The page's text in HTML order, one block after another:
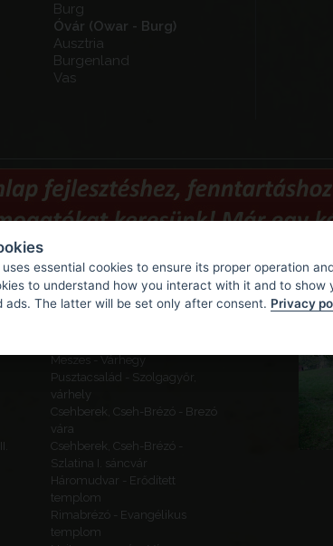
Burg
Óvár (Owar - Burg)
Ausztria
Burgenland
Vas
Meszes - Várhegy
Pusztacsalád - Szolgagyőr,
várhely
Csehberek, Cseh-Brézó - Brezó
vára
Csehberek, Cseh-Brézó -
Szlatina I. sáncvár
Háromudvar - Erődített
templom
Rimabrézó - Evangélikus
templom
essential cookies to ensure its proper operation
to understand how you interact with it and to show
ads. The latter will be set only after consent. Privacy